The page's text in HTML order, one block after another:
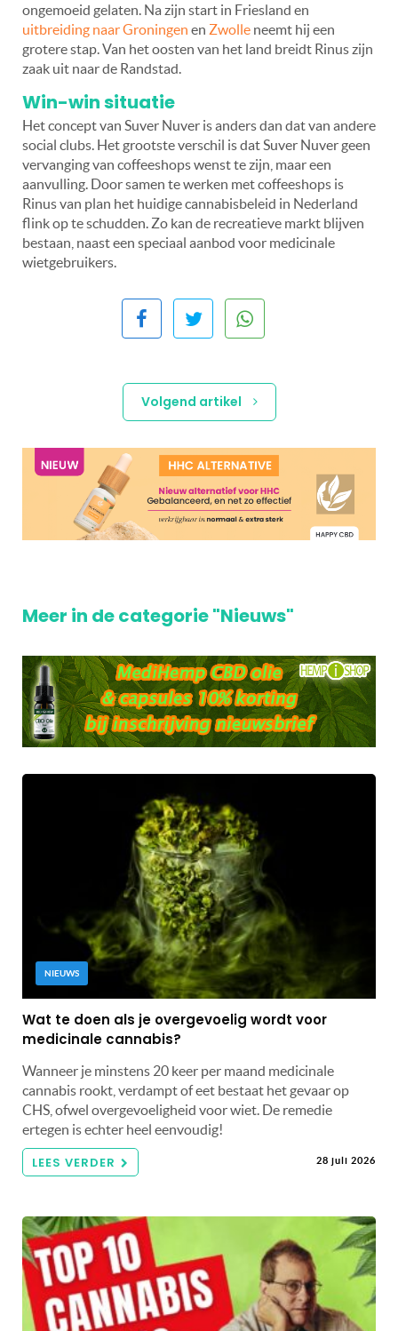
ongemoeid gelaten. Na zijn start in Friesland en
uitbreiding naar Groningen en Zwolle neemt hij een
grotere stap. Van het oosten van het land breidt Rinus zijn
zaak uit naar de Randstad.
Win-win situatie
Het concept van Suver Nuver is anders dan dat van andere
social clubs. Het grootste verschil is dat Suver Nuver geen
vervanging van coffeeshops wenst te zijn, maar een
aanvulling. Door samen te werken met coffeeshops is
Rinus van plan het huidige cannabisbeleid in Nederland
flink op te schudden. Zo kan de recreatieve markt blijven
bestaan, naast een speciaal aanbod voor medicinale
wietgebruikers.
Volgend artikel
Meer in de categorie "Nieuws"
NIEUWS
Wat te doen als je overgevoelig wordt voor
medicinale cannabis?
Wanneer je minstens 20 keer per maand medicinale
cannabis rookt, verdampt of eet bestaat het gevaar op
CHS, ofwel overgevoeligheid voor wiet. De remedie
ertegen is echter heel eenvoudig!
LEES VERDER 28 juli 2026